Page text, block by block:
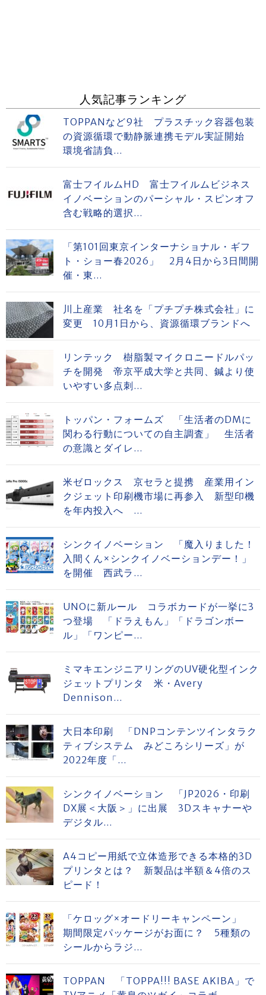
人気記事ランキング
TOPPANなど9社 プラスチック容器包装
の資源循環で動静脈連携モデル実証開始
環境省請負...
富士フイルムHD 富士フイルムビジネス
イノベーションのパーシャル・スピンオフ
含む戦略的選択...
「第101回東京インターナショナル・ギフ
ト・ショー春2026」 2月4日から3日間開
催・東...
川上産業 社名を「プチプチ株式会社」に
変更 10月1日から、資源循環ブランドへ
リンテック 樹脂製マイクロニードルパッ
チを開発 帝京平成大学と共同、鍼より使
いやすい多点刺...
トッパン・フォームズ 「生活者のDMに
関わる行動についての自主調査」 生活者
の意識とダイレ...
米ゼロックス 京セラと提携 産業用イン
クジェット印刷機市場に再参入 新型印機
を年内投入へ ...
シンクイノベーション 「魔入りました！
入間くん×シンクイノベーションデー！」
を開催 西武ラ...
UNOに新ルール コラボカードが一挙に3
つ登場 「ドラえもん」「ドラゴンボー
ル」「ワンピー...
ミマキエンジニアリングのUV硬化型インク
ジェットプリンタ 米・Avery
Dennison...
大日本印刷 「DNPコンテンツインタラク
ティブシステム みどころシリーズ」が
2022年度「...
シンクイノベーション 「JP2026・印刷
DX展＜大阪＞」に出展 3Dスキャナーや
デジタル...
A4コピー用紙で立体造形できる本格的3D
プリンタとは？ 新製品は半額＆4倍のス
ピード！
「ケロッグ×オードリーキャンペーン」
期間限定パッケージがお面に？ 5種類の
シールからラジ...
TOPPAN 「TOPPA!!! BASE AKIBA」で